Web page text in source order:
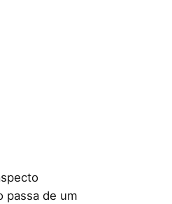
passa de um